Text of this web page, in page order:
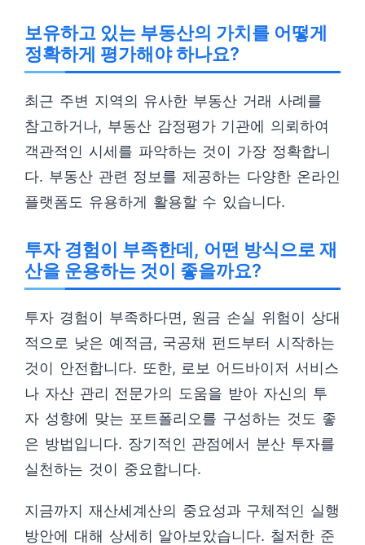
보유하고 있는 부동산의 가치를 어떻게
정확하게 평가해야 하나요?
최근 주변 지역의 유사한 부동산 거래 사례를
참고하거나, 부동산 감정평가 기관에 의뢰하여
객관적인 시세를 파악하는 것이 가장 정확합니
다. 부동산 관련 정보를 제공하는 다양한 온라인
플랫폼도 유용하게 활용할 수 있습니다.
투자 경험이 부족한데, 어떤 방식으로 재
산을 운용하는 것이 좋을까요?
투자 경험이 부족하다면, 원금 손실 위험이 상대
적으로 낮은 예적금, 국공채 펀드부터 시작하는
것이 안전합니다. 또한, 로보 어드바이저 서비스
나 자산 관리 전문가의 도움을 받아 자신의 투
자 성향에 맞는 포트폴리오를 구성하는 것도 좋
은 방법입니다. 장기적인 관점에서 분산 투자를
실천하는 것이 중요합니다.
지금까지 재산세계산의 중요성과 구체적인 실행
방안에 대해 상세히 알아보았습니다. 철저한 준